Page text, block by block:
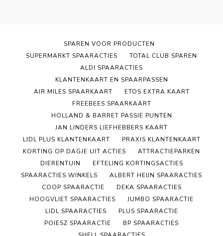
SPAREN VOOR PRODUCTEN
SUPERMARKT SPAARACTIES
TOTAL CLUB SPAREN
ALDI SPAARACTIES
KLANTENKAART EN SPAARPASSEN
AIR MILES SPAARKAART
ETOS EXTRA KAART
FREEBEES SPAARKAART
HOLLAND & BARRET PASSIE PUNTEN
JAN LINDERS LIEFHEBBERS KAART
LIDL PLUS KLANTENKAART
PRAXIS KLANTENKAART
KORTING OP DAGJE UIT ACTIES
ATTRACTIEPARKEN
DIERENTUIN
EFTELING KORTINGSACTIES
SPAARACTIES WINKELS
ALBERT HEIJN SPAARACTIES
COOP SPAARACTIE
DEKA SPAARACTIES
HOOGVLIET SPAARACTIES
JUMBO SPAARACTIE
LIDL SPAARACTIES
PLUS SPAARACTIE
POIESZ SPAARACTIE
BP SPAARACTIES